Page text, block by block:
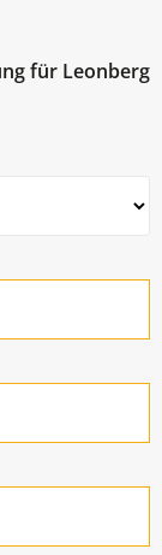
für Leonberg